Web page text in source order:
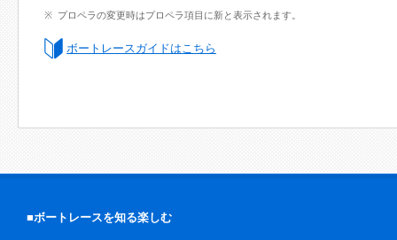
プロペラの変更時はプロペラ項目に新と表示されます。
ボートレースガイドはこちら
■ボートレースを知る楽しむ